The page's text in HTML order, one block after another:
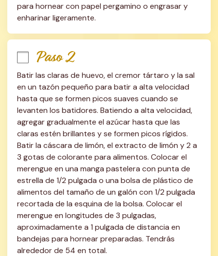
para hornear con papel pergamino o engrasar y
enharinar ligeramente.
Paso 2
Batir las claras de huevo, el cremor tártaro y la sal
en un tazón pequeño para batir a alta velocidad
hasta que se formen picos suaves cuando se
levanten los batidores. Batiendo a alta velocidad,
agregar gradualmente el azúcar hasta que las
claras estén brillantes y se formen picos rígidos.
Batir la cáscara de limón, el extracto de limón y 2 a
3 gotas de colorante para alimentos. Colocar el
merengue en una manga pastelera con punta de
estrella de 1/2 pulgada o una bolsa de plástico de
alimentos del tamaño de un galón con 1/2 pulgada
recortada de la esquina de la bolsa. Colocar el
merengue en longitudes de 3 pulgadas,
aproximadamente a 1 pulgada de distancia en
bandejas para hornear preparadas. Tendrás
alrededor de 54 en total.